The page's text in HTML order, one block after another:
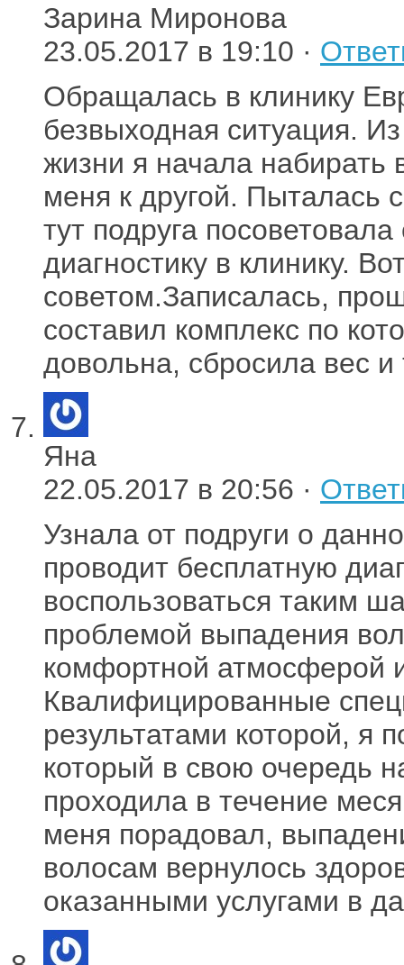
Зарина Миронова
23.05.2017 в 19:10 ·
Обращалась в клинику
безвыходная ситуация.
жизни я начала
меня к другой. Пыталась
тут подруга
диагностику в клинику.
советом.Записалась,
составил комплекс по
довольна, сбросила вес и
Яна
22.05.2017 в 20:56 ·
Узнала от подруги о
проводит бесплатную
воспользоваться таким
проблемой выпадения
комфортной атмосферой
Квалифицированные
результатами которой, я
который в свою очередь
проходила в течение
меня порадовал,
волосам вернулось
оказанными услугами в